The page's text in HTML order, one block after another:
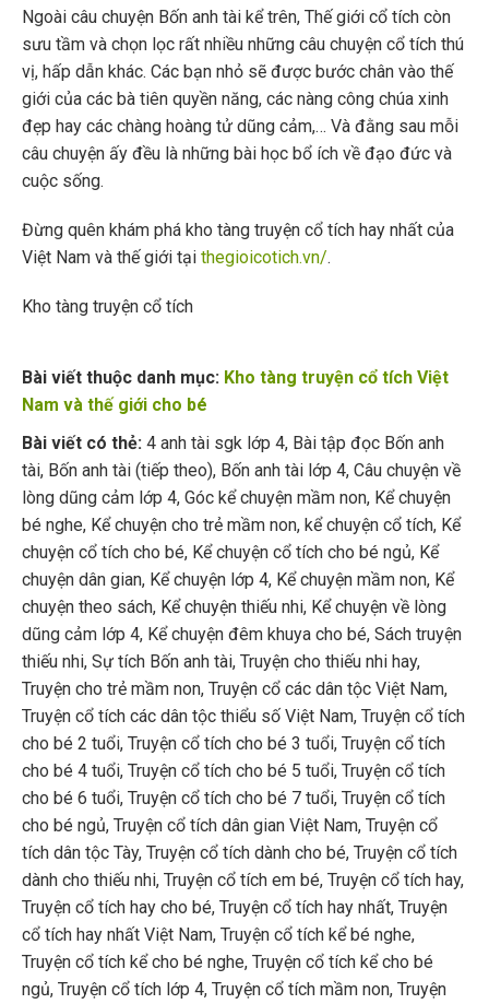
Ngoài câu chuyện Bốn anh tài kể trên, Thế giới cổ tích còn
sưu tầm và chọn lọc rất nhiều những câu chuyện cổ tích thú
vị, hấp dẫn khác. Các bạn nhỏ sẽ được bước chân vào thế
giới của các bà tiên quyền năng, các nàng công chúa xinh
đẹp hay các chàng hoàng tử dũng cảm,… Và đằng sau mỗi
câu chuyện ấy đều là những bài học bổ ích về đạo đức và
cuộc sống.
Đừng quên khám phá kho tàng truyện cổ tích hay nhất của
Việt Nam và thế giới tại thegioicotich.vn/.
Kho tàng truyện cổ tích
Bài viết thuộc danh mục: Kho tàng truyện cổ tích Việt
Nam và thế giới cho bé
Bài viết có thẻ: 4 anh tài sgk lớp 4, Bài tập đọc Bốn anh
tài, Bốn anh tài (tiếp theo), Bốn anh tài lớp 4, Câu chuyện về
lòng dũng cảm lớp 4, Góc kể chuyện mầm non, Kể chuyện
bé nghe, Kể chuyện cho trẻ mầm non, kể chuyện cổ tích, Kể
chuyện cổ tích cho bé, Kể chuyện cổ tích cho bé ngủ, Kể
chuyện dân gian, Kể chuyện lớp 4, Kể chuyện mầm non, Kể
chuyện theo sách, Kể chuyện thiếu nhi, Kể chuyện về lòng
dũng cảm lớp 4, Kể chuyện đêm khuya cho bé, Sách truyện
thiếu nhi, Sự tích Bốn anh tài, Truyện cho thiếu nhi hay,
Truyện cho trẻ mầm non, Truyện cổ các dân tộc Việt Nam,
Truyện cổ tích các dân tộc thiểu số Việt Nam, Truyện cổ tích
cho bé 2 tuổi, Truyện cổ tích cho bé 3 tuổi, Truyện cổ tích
cho bé 4 tuổi, Truyện cổ tích cho bé 5 tuổi, Truyện cổ tích
cho bé 6 tuổi, Truyện cổ tích cho bé 7 tuổi, Truyện cổ tích
cho bé ngủ, Truyện cổ tích dân gian Việt Nam, Truyện cổ
tích dân tộc Tày, Truyện cổ tích dành cho bé, Truyện cổ tích
dành cho thiếu nhi, Truyện cổ tích em bé, Truyện cổ tích hay,
Truyện cổ tích hay cho bé, Truyện cổ tích hay nhất, Truyện
cổ tích hay nhất Việt Nam, Truyện cổ tích kể bé nghe,
Truyện cổ tích kể cho bé nghe, Truyện cổ tích kể cho bé
ngủ, Truyện cổ tích lớp 4, Truyện cổ tích mầm non, Truyện